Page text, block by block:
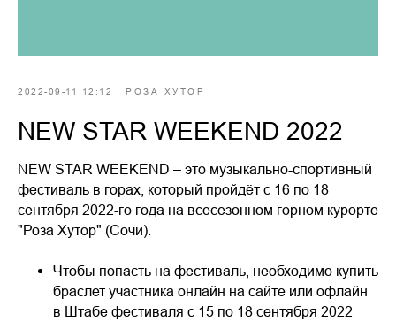
2022-09-11 12:12 РОЗА ХУТОР
NEW STAR WEEKEND 2022
NEW STAR WEEKEND – это музыкально-спортивный
фестиваль в горах, который пройдёт с 16 по 18
сентября 2022-го года на всесезонном горном курорте
"Роза Хутор" (Сочи).
Чтобы попасть на фестиваль, необходимо купить
браслет участника онлайн на сайте или офлайн
в Штабе фестиваля с 15 по 18 сентября 2022